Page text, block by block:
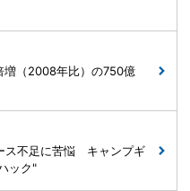
増（2008年比）の750億
ス不足に苦悩 キャンプギ
ック"